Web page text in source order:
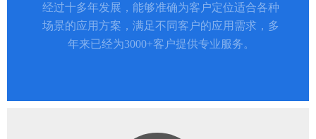
经过十多年发展，能够准确为客户定位适合各种
场景的应用方案，满足不同客户的应用需求，多
年来已经为3000+客户提供专业服务。